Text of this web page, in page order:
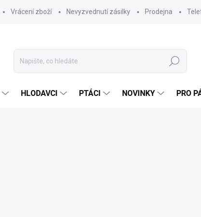
Vrácení zboží Nevyzvednutí zásilky Prodejna
Hledat
HLODAVCI PTÁCI NOVINKY PRO